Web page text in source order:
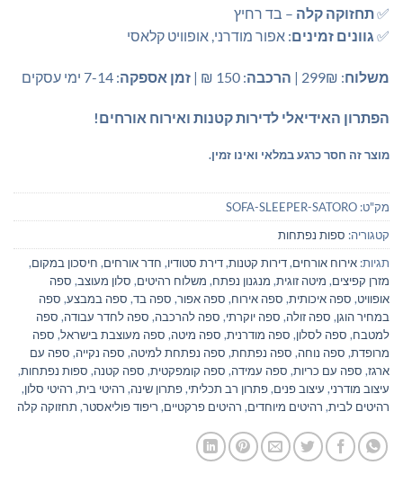
✅תחזוקה קלה – בד רחיץ
✅ גוונים זמינים: אפור מודרני, אופוויט קלאסי
משלוח: 299₪ | הרכבה: 150 ₪ | זמן אספקה: 7-14 ימי עסקים
הפתרון האידיאלי לדירות קטנות ואירוח אורחים!
מוצר זה חסר כרגע במלאי ואינו זמין.
מק"ט: SOFA-SLEEPER-SATORO
קטגוריה: ספות נפתחות
תגיות: אירוח אורחים,דירות קטנות,דירת סטודיו, חדר אורחים, חיסכון במקום,
מזרן קפיצים, מיטה זוגית, מנגנון נפתח, משלוח רהיטים, סלון מעוצב, ספה
אופוויט, ספה איכותית, ספה אירוח, ספה אפור, ספה בד, ספה במבצע, ספה
במחיר הוגן, ספה זולה, ספה יוקרתי, ספה להרכבה, ספה לחדר עבודה, ספה
למטבח, ספה לסלון, ספה מודרנית, ספה מיטה, ספה מעוצבת בישראל, ספה
מרופדת, ספה נוחה, ספה נפתחת, ספה נפתחת למיטה, ספה נקייה, ספה עם
ארגז, ספה עם כריות, ספה עמידה, ספה קומפקטית, ספה קטנה, ספות נפתחות,
עיצוב מודרני, עיצוב פנים,פתרון רב תכליתי,פתרון שינה, רהיטי בית, רהיטי סלון,
רהיטים לבית, רהיטים מיוחדים, רהיטים פרקטיים, ריפוד פוליאסטר, תחזוקה קלה